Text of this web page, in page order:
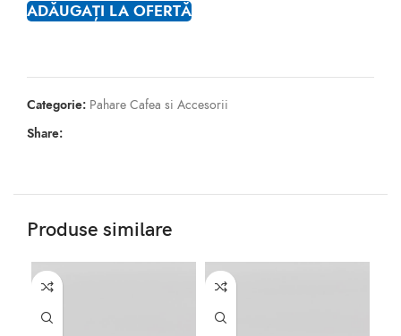
ADĂUGAȚI LA OFERTĂ
Categorie: Pahare Cafea si Accesorii
Share:
Produse similare